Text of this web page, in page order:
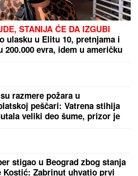
STANIJA ĆE DA IZGUBI
ulasku u Elitu 10, pretnjama i
200.000 evra, idem u američku
razmere požara u
peščari: Vatrena stihija
veliki deo šume, prizor je
stigao u Beograd zbog stanja
Kostić: Zabrinut uhvatio prvi